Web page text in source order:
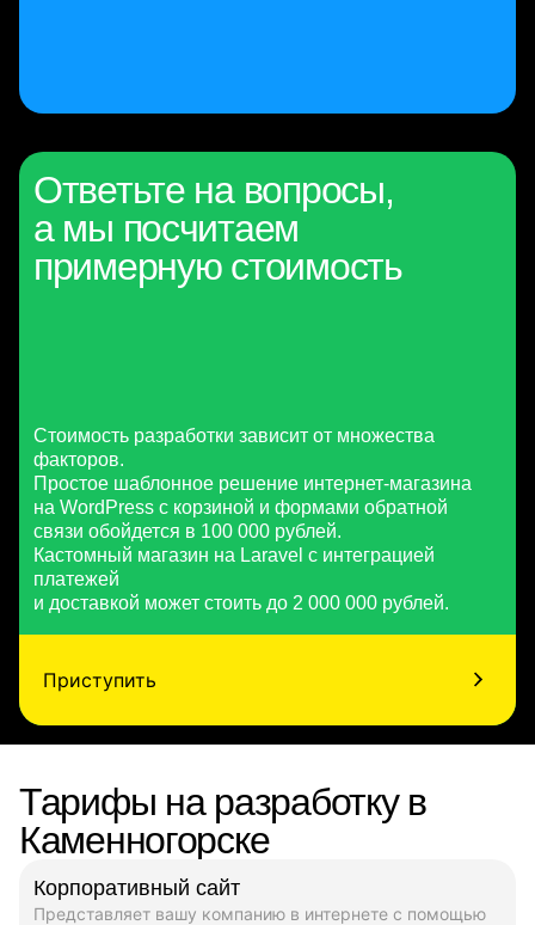
Ответьте на вопросы,
а мы посчитаем
примерную стоимость
Стоимость разработки зависит от множества
факторов.
Простое шаблонное решение интернет-магазина
на WordPress с корзиной и формами обратной
связи обойдется в 100 000 рублей.
Кастомный магазин на Laravel с интеграцией
платежей
и доставкой может стоить до 2 000 000 рублей.
Приступить
Тарифы на разработку в
Каменногорске
Корпоративный сайт
Представляет вашу компанию в интернете с помощью